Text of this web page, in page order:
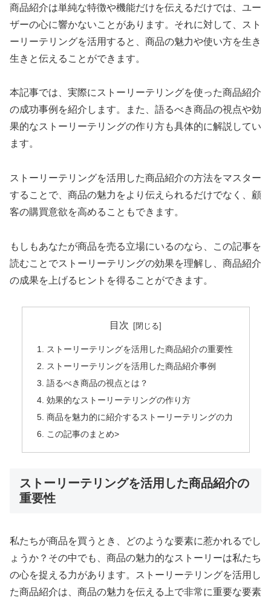
商品紹介は単純な特徴や機能だけを伝えるだけでは、ユー
ザーの心に響かないことがあります。それに対して、スト
ーリーテリングを活用すると、商品の魅力や使い方を生き
生きと伝えることができます。
本記事では、実際にストーリーテリングを使った商品紹介
の成功事例を紹介します。また、語るべき商品の視点や効
果的なストーリーテリングの作り方も具体的に解説してい
ます。
ストーリーテリングを活用した商品紹介の方法をマスター
することで、商品の魅力をより伝えられるだけでなく、顧
客の購買意欲を高めることもできます。
もしもあなたが商品を売る立場にいるのなら、この記事を
読むことでストーリーテリングの効果を理解し、商品紹介
の成果を上げるヒントを得ることができます。
目次
ストーリーテリングを活用した商品紹介の重要性
ストーリーテリングを活用した商品紹介事例
語るべき商品の視点とは？
効果的なストーリーテリングの作り方
商品を魅力的に紹介するストーリーテリングの力
この記事のまとめ>
ストーリーテリングを活用した商品紹介の
重要性
私たちが商品を買うとき、どのような要素に惹かれるでし
ょうか？その中でも、商品の魅力的なストーリーは私たち
の心を捉える力があります。ストーリーテリングを活用し
た商品紹介は、商品の魅力を伝える上で非常に重要な要素